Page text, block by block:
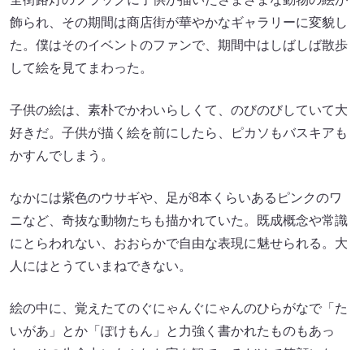
飾られ、その期間は商店街が華やかなギャラリーに変貌し
た。僕はそのイベントのファンで、期間中はしばしば散歩
して絵を見てまわった。
子供の絵は、素朴でかわいらしくて、のびのびしていて大
好きだ。子供が描く絵を前にしたら、ピカソもバスキアも
かすんでしまう。
なかには紫色のウサギや、足が8本くらいあるピンクのワ
ニなど、奇抜な動物たちも描かれていた。既成概念や常識
にとらわれない、おおらかで自由な表現に魅せられる。大
人にはとうていまねできない。
絵の中に、覚えたてのぐにゃんぐにゃんのひらがなで「た
いがあ」とか「ぽけもん」と力強く書かれたものもあっ